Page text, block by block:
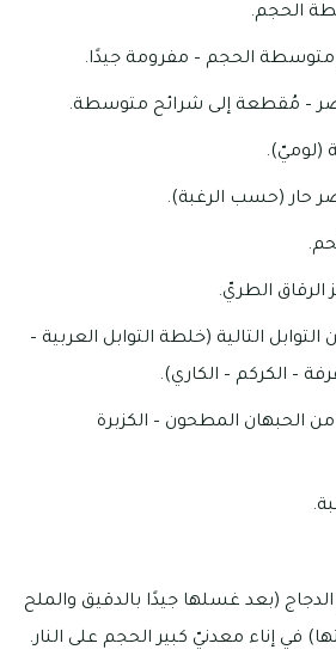
الحجم.
التالية (خلطة التوابل العربية –
– الكركم – الكاري).
الحبهان المطحون – الكزبرة
(بعد غسلها جيدًا بالدقيق والملح
في إناء معدنيّ كبير الحجم على النار.